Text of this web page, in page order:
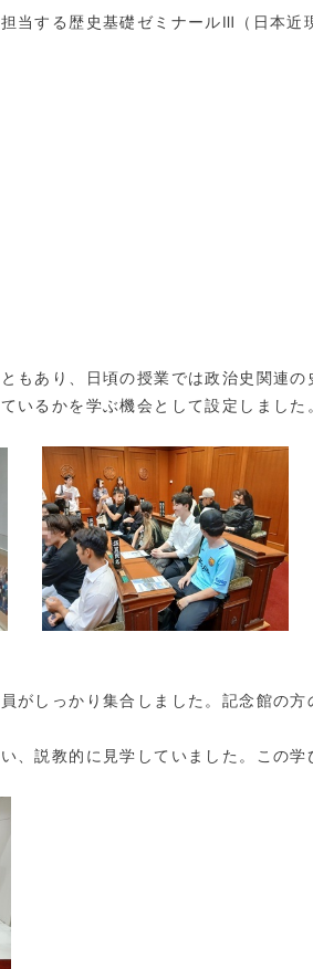
当する歴史基礎ゼミナールⅢ（日本近
もあり、日頃の授業では政治史関連
いるかを学ぶ機会として設定しました
がしっかり集合しました。記念館の
、説教的に見学していました。この